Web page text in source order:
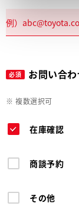
必須 お問い合
※ 複数選択可
在庫確認
商談予約
その他